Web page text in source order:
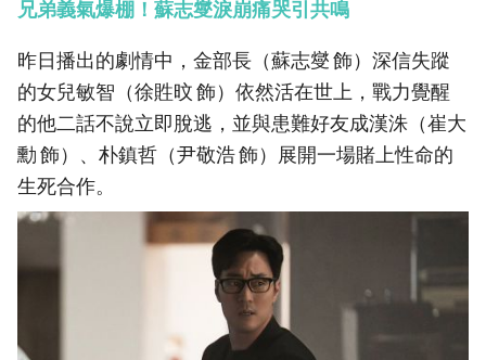
兄弟義氣爆棚！蘇志燮淚崩痛哭引共鳴
昨日播出的劇情中，金部長（蘇志燮 飾）深信失蹤
的女兒敏智（徐貹旼 飾）依然活在世上，戰力覺醒
的他二話不說立即脫逃，並與患難好友成漢洙（崔大
勳 飾）、朴鎮哲（尹敬浩 飾）展開一場賭上性命的
生死合作。